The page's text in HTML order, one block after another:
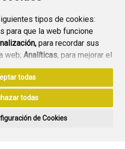
tipos de cookies:
para que la web funcione
para recordar sus
web; Analíticas, para mejorar el
y sus servicios.
“Aceptar todas”
su uso. Si pulsa el botón
las cookies técnicas
todas
todas
de Cookies